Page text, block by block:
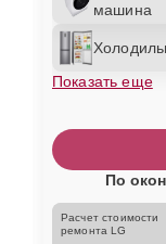
машина
Показать еще
По
Расчет стоимости
ремонта LG